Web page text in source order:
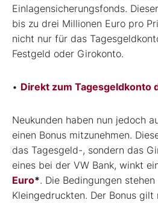
Einlagensicherungsfonds.
bis zu drei Millionen Euro pro
nicht nur für das
Festgeld oder Girokonto.
• Direkt zum Tagesgeldkonto
Neukunden haben nun jedoch
einen Bonus mitzunehmen.
das Tagesgeld-, sondern das
eines bei der VW Bank, winkt
Euro*. Die Bedingungen
Kleingedruckten. Der Bonus